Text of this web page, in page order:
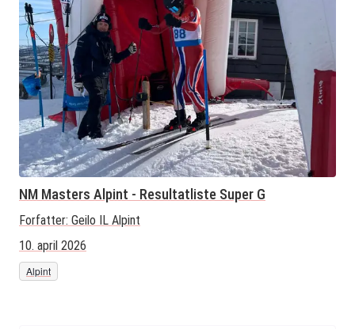
NM Masters Alpint - Resultatliste Super G
Forfatter: Geilo IL Alpint
10. april 2026
Alpint